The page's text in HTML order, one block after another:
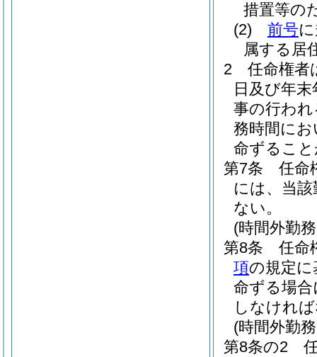
措置等の
(2)
前号
属する居
2
任命権者
日及び年
事の行わ
務時間に
命ずるこ
第7条
任命
には、当
ない。
(時間外勤
第8条
任命
項の規定
命ずる場
しなけれ
(時間外勤
第8条の2